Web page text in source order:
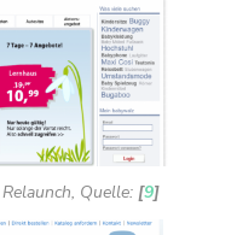
Quelle: [9]